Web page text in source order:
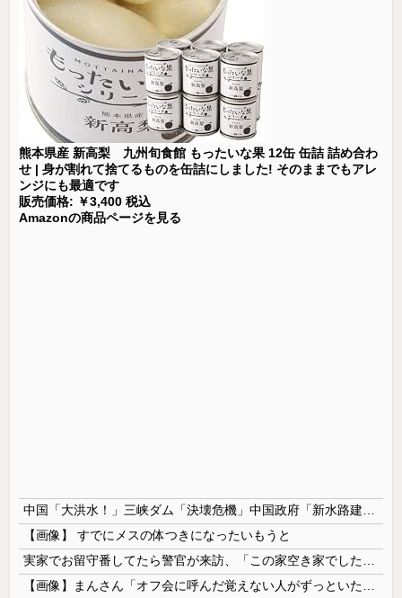
熊本県産 新高梨 九州旬食館 もったいな果 12缶 缶詰 詰め合わ
せ | 身が割れて捨てるものを缶詰にしました! そのままでもアレ
ンジにも最適です
販売価格: ￥3,400 税込
Amazonの商品ページを見る
【画像】 すでにメスの体つきになったいもうと